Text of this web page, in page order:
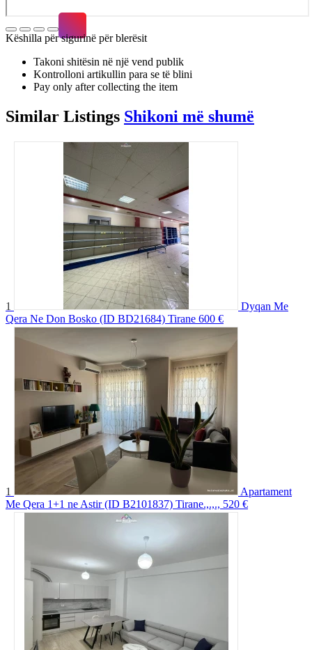
Këshilla për sigurinë për blerësit
Takoni shitësin në një vend publik
Kontrolloni artikullin para se të blini
Pay only after collecting the item
Similar Listings Shikoni më shumë
1
Dyqan Me
Qera Ne Don Bosko (ID BD21684) Tirane 600 €
1
Apartament
Me Qera 1+1 ne Astir (ID B2101837) Tirane​.,.,., 520 €